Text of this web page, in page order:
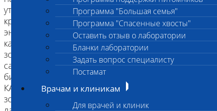
Программа "Большая семья"
Программа "Спасенные хвосты"
Оставить отзыв о лаборатории
Бланки лаборатории
Задать вопрос специалисту
Постамат
Врачам и клиникам
Для врачей и клиник
утилизировать, пробирку плотно закрыть
крышкой до щелчка. При сборе проб на
энтеровирусы во время сбора материала
категорически запрещено касаться стерильным
зондом поверхностей, на которых находятся
сами животные во избежании контаминации
биоматериала!
КАТЕГОРИЧЕСКИ запрещено: оставлять ватные
зонды в пробирке при предоставлении проб в